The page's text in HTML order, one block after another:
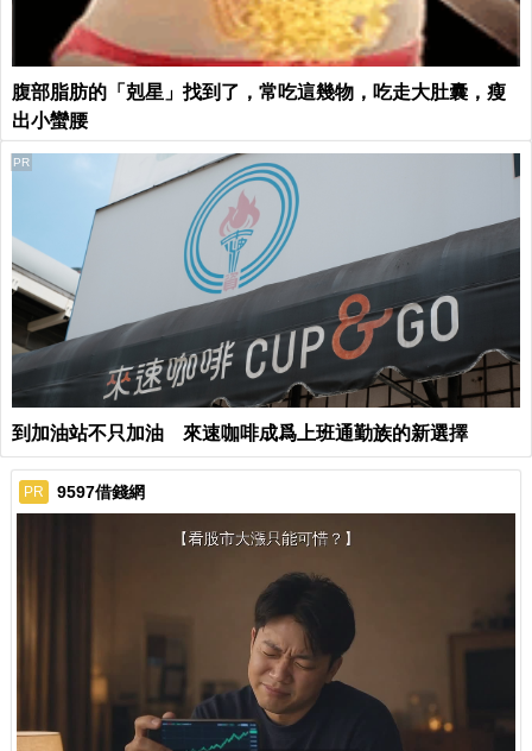
腹部脂肪的「剋星」找到了，常吃這幾物，吃走大肚囊，瘦
出小蠻腰
到加油站不只加油 來速咖啡成爲上班通勤族的新選擇
PR
PR 9597借錢網